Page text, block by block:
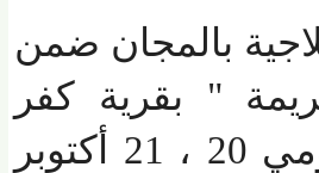
بالمجان ضمن
" بقرية كفر
حجازي بمركز الشهداء علي مدار يومي 20 ، 21 أكتوبر